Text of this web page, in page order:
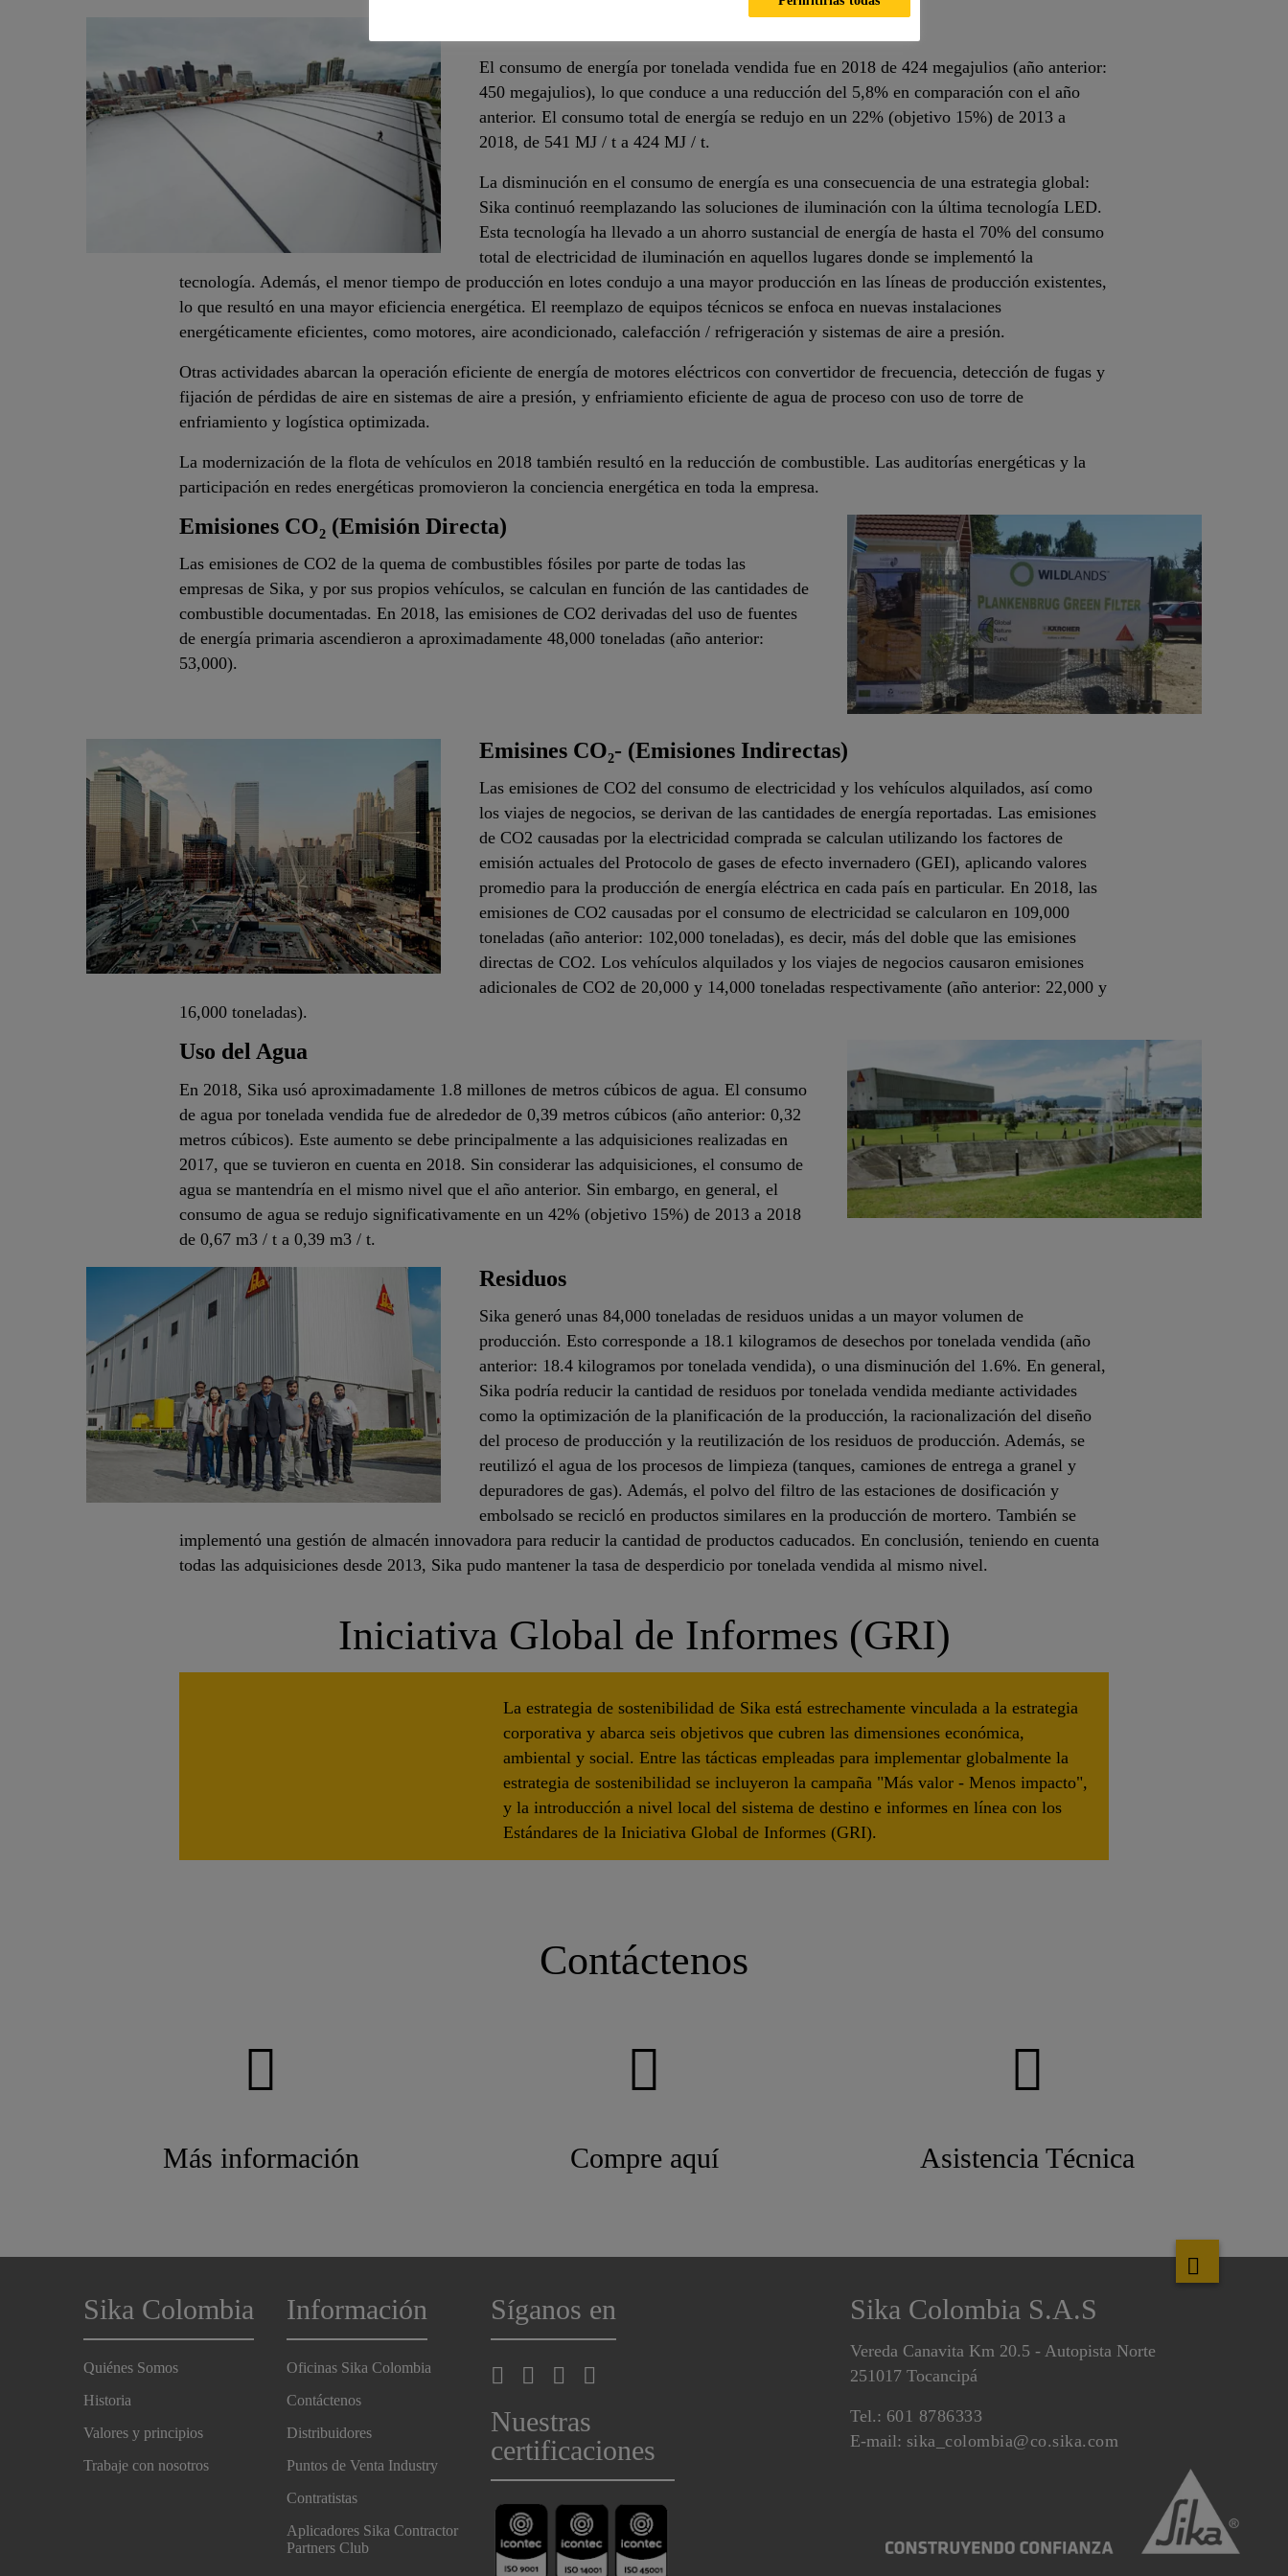
El consumo de energía por tonelada vendida fue en 2018 de 424 megajulios (año anterior:
450 megajulios), lo que conduce a una reducción del 5,8% en comparación con el año
anterior. El consumo total de energía se redujo en un 22% (objetivo 15%) de 2013 a
2018, de 541 MJ / t a 424 MJ / t.
La disminución en el consumo de energía es una consecuencia de una estrategia global:
Sika continuó reemplazando las soluciones de iluminación con la última tecnología LED.
Esta tecnología ha llevado a un ahorro sustancial de energía de hasta el 70% del consumo
total de electricidad de iluminación en aquellos lugares donde se implementó la
tecnología. Además, el menor tiempo de producción en lotes condujo a una mayor producción en las líneas de producción existentes,
lo que resultó en una mayor eficiencia energética. El reemplazo de equipos técnicos se enfoca en nuevas instalaciones
energéticamente eficientes, como motores, aire acondicionado, calefacción / refrigeración y sistemas de aire a presión.
Otras actividades abarcan la operación eficiente de energía de motores eléctricos con convertidor de frecuencia, detección de fugas y
fijación de pérdidas de aire en sistemas de aire a presión, y enfriamiento eficiente de agua de proceso con uso de torre de
enfriamiento y logística optimizada.
La modernización de la flota de vehículos en 2018 también resultó en la reducción de combustible. Las auditorías energéticas y la
participación en redes energéticas promovieron la conciencia energética en toda la empresa.
Emisiones CO₂ (Emisión Directa)
Las emisiones de CO2 de la quema de combustibles fósiles por parte de todas las
empresas de Sika, y por sus propios vehículos, se calculan en función de las cantidades de
combustible documentadas. En 2018, las emisiones de CO2 derivadas del uso de fuentes
de energía primaria ascendieron a aproximadamente 48,000 toneladas (año anterior:
53,000).
Emisines CO₂- (Emisiones Indirectas)
Las emisiones de CO2 del consumo de electricidad y los vehículos alquilados, así como
los viajes de negocios, se derivan de las cantidades de energía reportadas. Las emisiones
de CO2 causadas por la electricidad comprada se calculan utilizando los factores de
emisión actuales del Protocolo de gases de efecto invernadero (GEI), aplicando valores
promedio para la producción de energía eléctrica en cada país en particular. En 2018, las
emisiones de CO2 causadas por el consumo de electricidad se calcularon en 109,000
toneladas (año anterior: 102,000 toneladas), es decir, más del doble que las emisiones
directas de CO2. Los vehículos alquilados y los viajes de negocios causaron emisiones
adicionales de CO2 de 20,000 y 14,000 toneladas respectivamente (año anterior: 22,000 y
16,000 toneladas).
Uso del Agua
En 2018, Sika usó aproximadamente 1.8 millones de metros cúbicos de agua. El consumo
de agua por tonelada vendida fue de alrededor de 0,39 metros cúbicos (año anterior: 0,32
metros cúbicos). Este aumento se debe principalmente a las adquisiciones realizadas en
2017, que se tuvieron en cuenta en 2018. Sin considerar las adquisiciones, el consumo de
agua se mantendría en el mismo nivel que el año anterior. Sin embargo, en general, el
consumo de agua se redujo significativamente en un 42% (objetivo 15%) de 2013 a 2018
de 0,67 m3 / t a 0,39 m3 / t.
Residuos
Sika generó unas 84,000 toneladas de residuos unidas a un mayor volumen de
producción. Esto corresponde a 18.1 kilogramos de desechos por tonelada vendida (año
anterior: 18.4 kilogramos por tonelada vendida), o una disminución del 1.6%. En general,
Sika podría reducir la cantidad de residuos por tonelada vendida mediante actividades
como la optimización de la planificación de la producción, la racionalización del diseño
del proceso de producción y la reutilización de los residuos de producción. Además, se
reutilizó el agua de los procesos de limpieza (tanques, camiones de entrega a granel y
depuradores de gas). Además, el polvo del filtro de las estaciones de dosificación y
embolsado se recicló en productos similares en la producción de mortero. También se
implementó una gestión de almacén innovadora para reducir la cantidad de productos caducados. En conclusión, teniendo en cuenta
todas las adquisiciones desde 2013, Sika pudo mantener la tasa de desperdicio por tonelada vendida al mismo nivel.
Iniciativa Global de Informes (GRI)
La estrategia de sostenibilidad de Sika está estrechamente vinculada a la estrategia
corporativa y abarca seis objetivos que cubren las dimensiones económica,
ambiental y social. Entre las tácticas empleadas para implementar globalmente la
estrategia de sostenibilidad se incluyeron la campaña "Más valor - Menos impacto",
y la introducción a nivel local del sistema de destino e informes en línea con los
Estándares de la Iniciativa Global de Informes (GRI).
Contáctenos
Más información Compre aquí Asistencia Técnica
Sika Colombia
Quiénes Somos
Historia
Valores y principios
Trabaje con nosotros
Información
Oficinas Sika Colombia
Contáctenos
Distribuidores
Puntos de Venta Industry
Contratistas
Aplicadores Sika Contractor
Partners Club
Síganos en
Nuestras
certificaciones
Sika Colombia S.A.S
Vereda Canavita Km 20.5 - Autopista Norte
251017 Tocancipá
Tel.: 601 8786333
E-mail: sika_colombia@co.sika.com